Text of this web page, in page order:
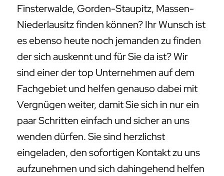
Finsterwalde, Gorden-Staupitz, Massen-
Niederlausitz finden können? Ihr Wunsch ist
es ebenso heute noch jemanden zu finden
der sich auskennt und für Sie da ist? Wir
sind einer der top Unternehmen auf dem
Fachgebiet und helfen genauso dabei mit
Vergnügen weiter, damit Sie sich in nur ein
paar Schritten einfach und sicher an uns
wenden dürfen. Sie sind herzlichst
eingeladen, den sofortigen Kontakt zu uns
aufzunehmen und sich dahingehend helfen